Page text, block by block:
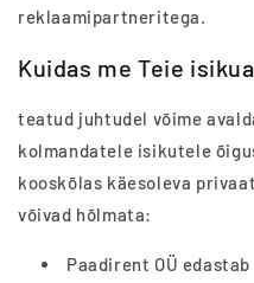
reklaamipartneritega.
Kuidas me Teie
teatud juhtudel võime
kolmandatele isikutele
kooskõlas käesoleva
võivad hõlmata:
Paadirent OÜ